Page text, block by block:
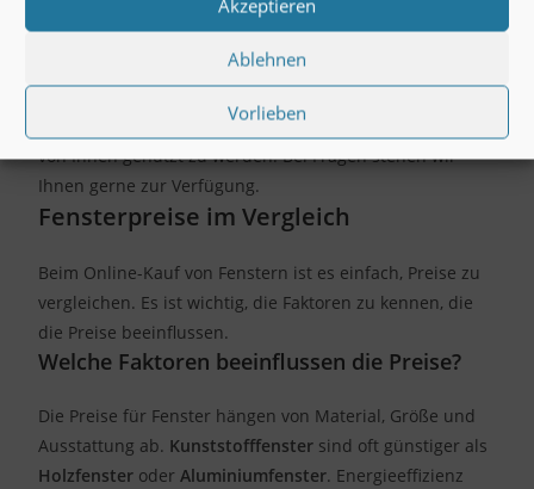
Akzeptieren
Ablehnen
Vorlieben
5 Jahre auf Produkte
zufrieden sind. Ihre neuen Fenster warten darauf,
von Ihnen genutzt zu werden. Bei Fragen stehen wir
Ihnen gerne zur Verfügung.
Fensterpreise im Vergleich
Beim Online-Kauf von Fenstern ist es einfach, Preise zu
vergleichen. Es ist wichtig, die Faktoren zu kennen, die
die Preise beeinflussen.
Welche Faktoren beeinflussen die Preise?
Die Preise für Fenster hängen von Material, Größe und
Ausstattung ab. Kunststofffenster sind oft günstiger als
Holzfenster oderAluminiumfenster. Energieeffizienz